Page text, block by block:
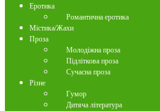
Еротика
Романтична еротика
Містика/Жахи
Проза
Молодіжна проза
Підліткова проза
Сучасна проза
Різне
Гумор
Дитяча література